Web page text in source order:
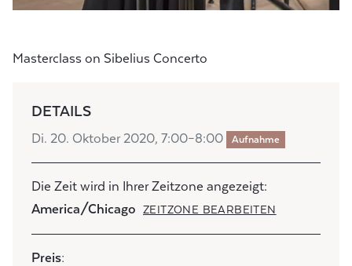
Masterclass on Sibelius Concerto
DETAILS
Di. 20. Oktober 2020, 7:00–8:00 Aufnahme
Die Zeit wird in Ihrer Zeitzone angezeigt:
America/Chicago
ZEITZONE BEARBEITEN
Preis: